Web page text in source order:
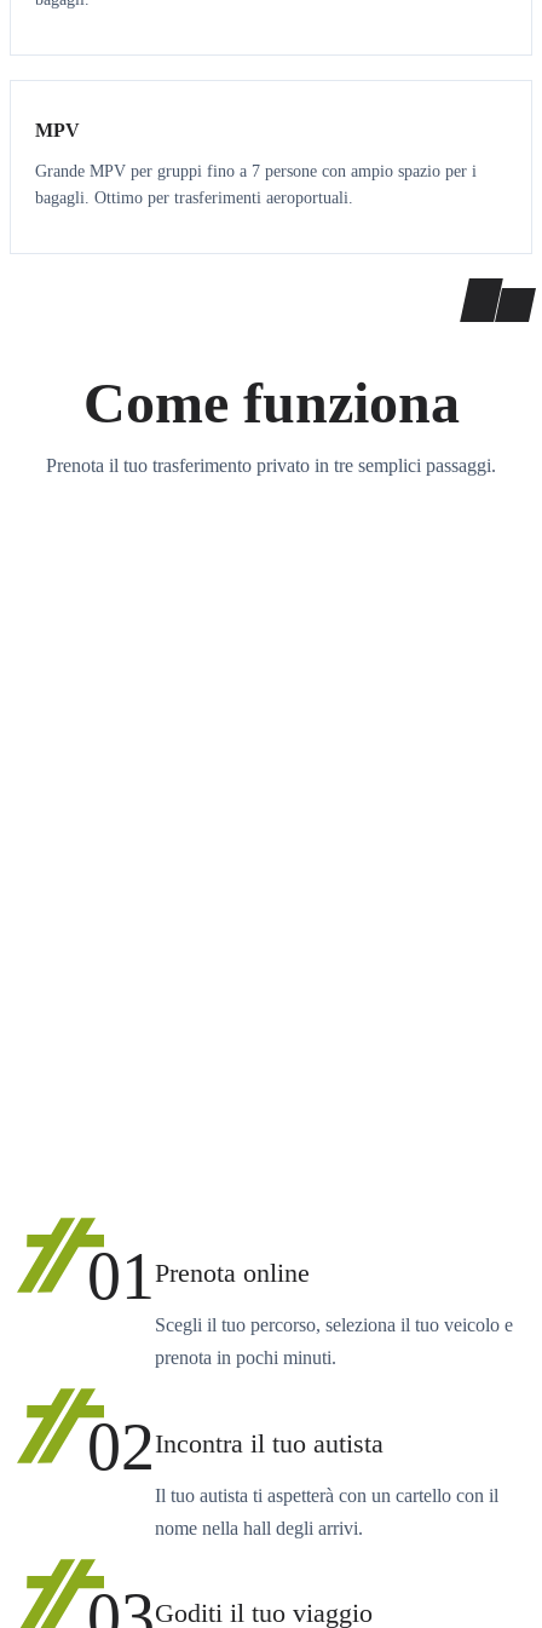
7 7
MPV
Grande MPV per gruppi fino a 7 persone con ampio spazio per i
bagagli. Ottimo per trasferimenti aeroportuali.
Come funziona
Prenota il tuo trasferimento privato in tre semplici passaggi.
01Prenota online
Scegli il tuo percorso, seleziona il tuo veicolo e
prenota in pochi minuti.
02Incontra il tuo autista
Il tuo autista ti aspetterà con un cartello con il
nome nella hall degli arrivi.
Goditi il tuo viaggio